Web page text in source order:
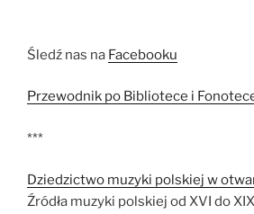
Śledź nas na Facebooku
Przewodnik po Bibliotece i
***
Dziedzictwo muzyki polskiej w
Źródła muzyki polskiej od XVI do